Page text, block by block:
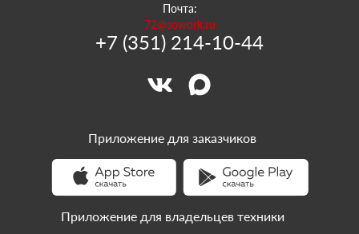
Почта:
72@sowork.ru
+7 (351) 214-10-44
Приложение для заказчиков
Приложение для владельцев техники